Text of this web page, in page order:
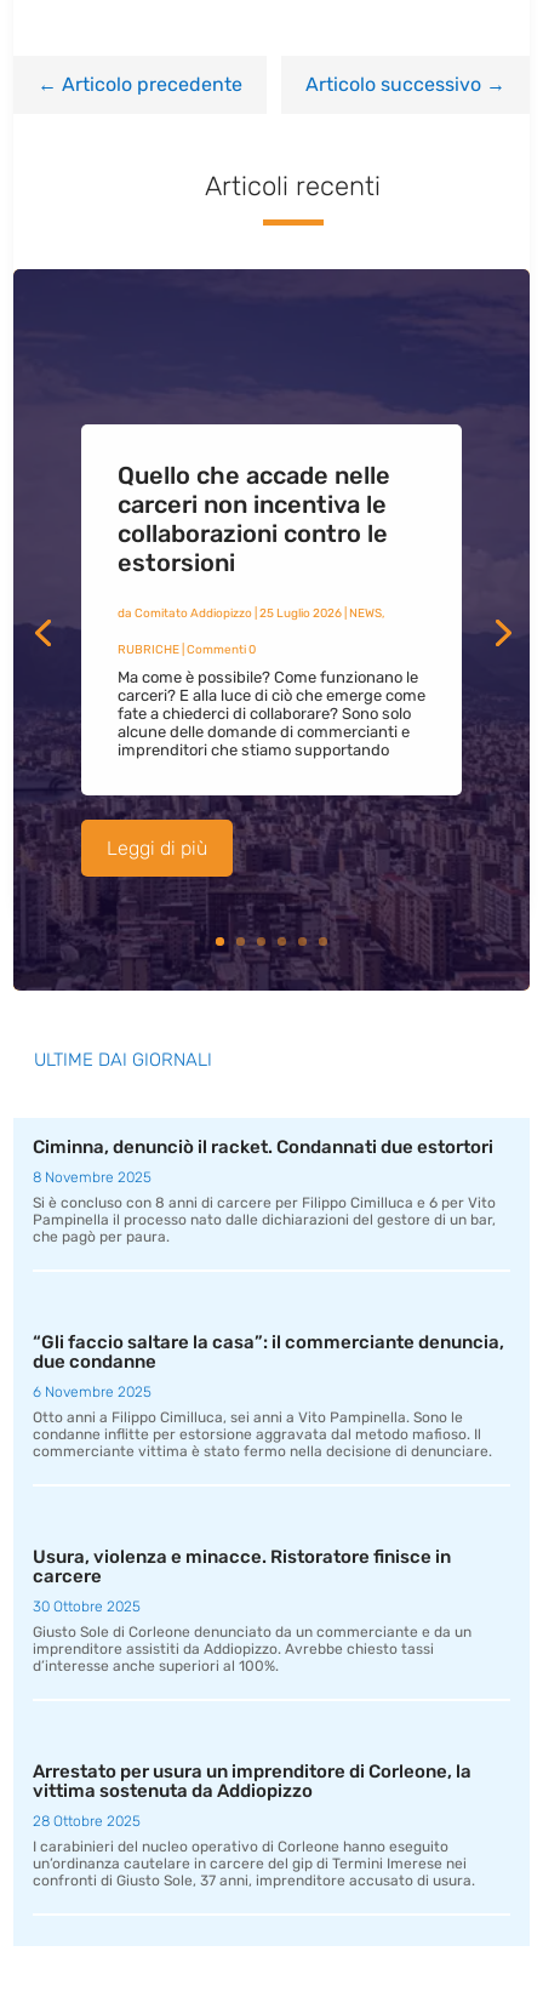
←Articolo precedente Articolo successivo→
Articoli recenti
Quello che accade nelle
carceri non incentiva le
collaborazioni contro le
estorsioni
da Comitato Addiopizzo| 25 Luglio 2026| NEWS,
RUBRICHE| Commenti 0
Ma come è possibile? Come funzionano le
carceri? E alla luce di ciò che emerge come
fate a chiederci di collaborare? Sono solo
alcune delle domande di commercianti e
imprenditori che stiamo supportando
Leggi di più
ULTIME DAI GIORNALI
Ciminna, denunciò il racket. Condannati due estortori
8 Novembre 2025
Si è concluso con 8 anni di carcere per Filippo Cimilluca e 6 per Vito
Pampinella il processo nato dalle dichiarazioni del gestore di un bar,
che pagò per paura.
“Gli faccio saltare la casa”: il commerciante denuncia,
due condanne
6 Novembre 2025
Otto anni a Filippo Cimilluca, sei anni a Vito Pampinella. Sono le
condanne inflitte per estorsione aggravata dal metodo mafioso. Il
commerciante vittima è stato fermo nella decisione di denunciare.
Usura, violenza e minacce. Ristoratore finisce in
carcere
30 Ottobre 2025
Giusto Sole di Corleone denunciato da un commerciante e da un
imprenditore assistiti da Addiopizzo. Avrebbe chiesto tassi
d’interesse anche superiori al 100%.
Arrestato per usura un imprenditore di Corleone, la
vittima sostenuta da Addiopizzo
28 Ottobre 2025
I carabinieri del nucleo operativo di Corleone hanno eseguito
un’ordinanza cautelare in carcere del gip di Termini Imerese nei
confronti di Giusto Sole, 37 anni, imprenditore accusato di usura.